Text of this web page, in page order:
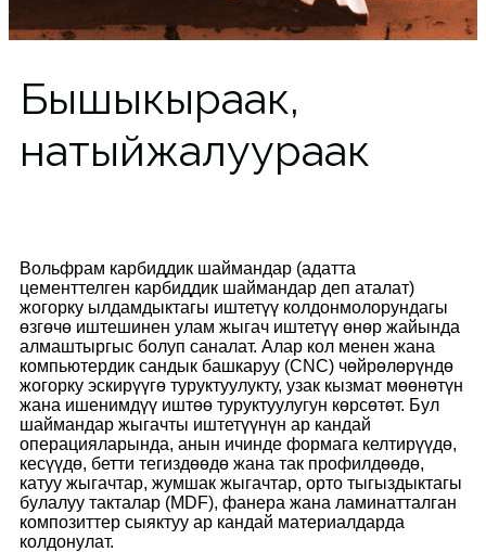
Бышыкыраак,
натыйжалуураак
Вольфрам карбиддик шаймандар (адатта
цементтелген карбиддик шаймандар деп аталат)
жогорку ылдамдыктагы иштетүү колдонмолорундагы
өзгөчө иштешинен улам жыгач иштетүү өнөр жайында
алмаштыргыс болуп саналат. Алар кол менен жана
компьютердик сандык башкаруу (CNC) чөйрөлөрүндө
жогорку эскирүүгө туруктуулукту, узак кызмат мөөнөтүн
жана ишенимдүү иштөө туруктуулугун көрсөтөт. Бул
шаймандар жыгачты иштетүүнүн ар кандай
операцияларында, анын ичинде формага келтирүүдө,
кесүүдө, бетти тегиздөөдө жана так профилдөөдө,
катуу жыгачтар, жумшак жыгачтар, орто тыгыздыктагы
булалуу такталар (MDF), фанера жана ламинатталган
композиттер сыяктуу ар кандай материалдарда
колдонулат.